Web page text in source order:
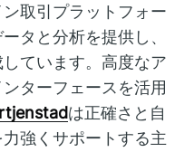
取引プラットフォー
タと分析を提供し、
ています。高度なア
ターフェースを活用
は正確さと自
強くサポートする主